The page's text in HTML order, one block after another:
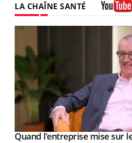
LA CHAÎNE SANTÉ
Youtube
Quand l’entreprise mise sur